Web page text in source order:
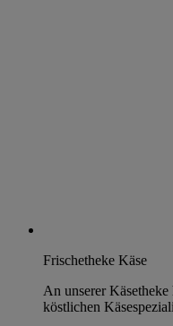
Frischetheke Käse
An unserer
köstlichen